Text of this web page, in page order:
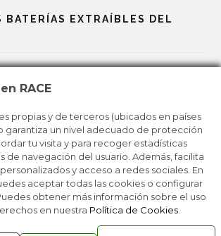
RACE
propias y de terceros (ubicados en países
garantiza un nivel adecuado de protección
tu visita y para recoger estadísticas
de navegación del usuario. Además, facilita
y acceso a redes sociales. En
aceptar todas las cookies o configurar
obtener más información sobre el uso
en nuestra Política de Cookies
BATERÍAS EXTRAÍBLES DEL
MÓVIL A LA ERA DE LA IA
YA NO SE ENTIENDE SIN IA
ESPAÑOLES LA IA
TODOS LOS DERECHOS